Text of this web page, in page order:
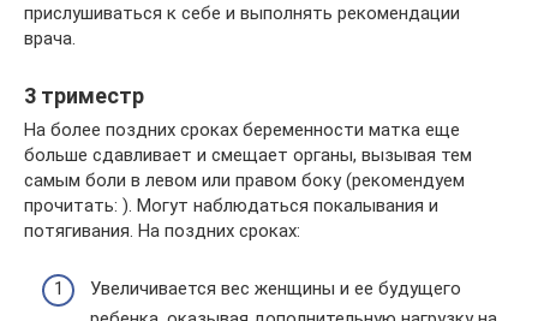
прислушиваться к себе и выполнять рекомендации
врача.
3 триместр
На более поздних сроках беременности матка еще
больше сдавливает и смещает органы, вызывая тем
самым боли в левом или правом боку (рекомендуем
прочитать: ). Могут наблюдаться покалывания и
потягивания. На поздних сроках:
Увеличивается вес женщины и ее будущего